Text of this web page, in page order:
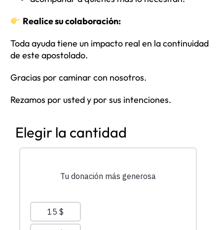
Realice su colaboración:
Toda ayuda tiene un impacto real en la continuidad
de este apostolado.
Gracias por caminar con nosotros.
Rezamos por usted y por sus intenciones.
Elegir la cantidad